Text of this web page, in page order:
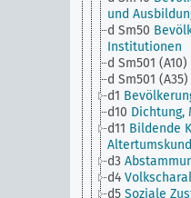
und
d Sm50
Institutionen
d Sm501 (A10)
d Sm501 (A35)
d1
d10 Dichtung,
d11 Bildende
d3
d4
d5 Soziale